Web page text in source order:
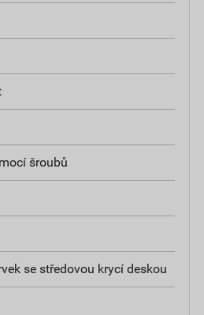
šroubů
se středovou krycí deskou